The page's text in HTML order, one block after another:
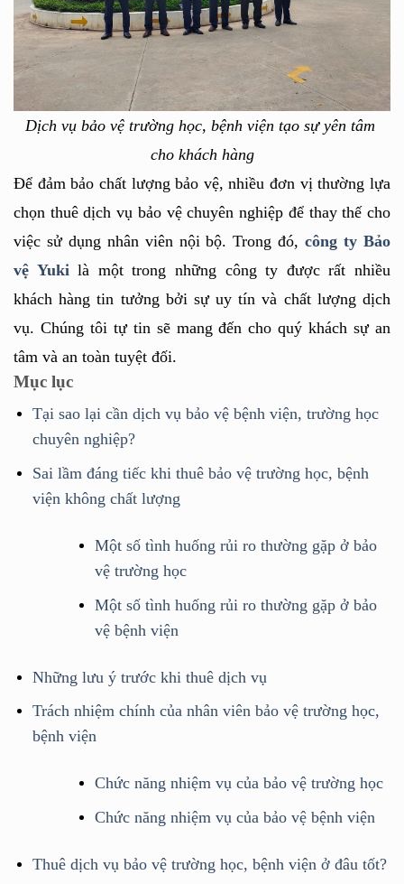
Dịch vụ bảo vệ trường học, bệnh viện tạo sự yên tâm
cho khách hàng
Để đảm bảo chất lượng bảo vệ, nhiều đơn vị thường lựa
chọn thuê dịch vụ bảo vệ chuyên nghiệp để thay thế cho
việc sử dụng nhân viên nội bộ. Trong đó, công ty Bảo
vệ Yuki là một trong những công ty được rất nhiều
khách hàng tin tưởng bởi sự uy tín và chất lượng dịch
vụ. Chúng tôi tự tin sẽ mang đến cho quý khách sự an
tâm và an toàn tuyệt đối.
Mục lục
Tại sao lại cần dịch vụ bảo vệ bệnh viện, trường học
chuyên nghiệp?
Sai lầm đáng tiếc khi thuê bảo vệ trường học, bệnh
viện không chất lượng
Một số tình huống rủi ro thường gặp ở bảo
vệ trường học
Một số tình huống rủi ro thường gặp ở bảo
vệ bệnh viện
Những lưu ý trước khi thuê dịch vụ
Trách nhiệm chính của nhân viên bảo vệ trường học,
bệnh viện
Chức năng nhiệm vụ của bảo vệ trường học
Chức năng nhiệm vụ của bảo vệ bệnh viện
Thuê dịch vụ bảo vệ trường học, bệnh viện ở đâu tốt?